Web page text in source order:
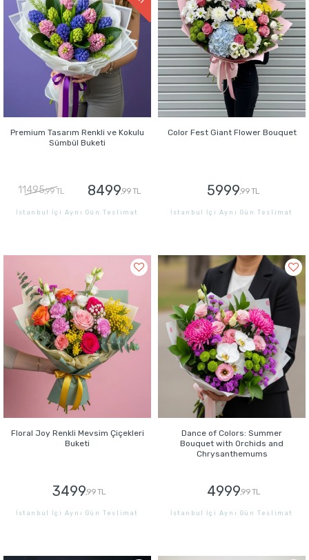
Premium Tasarım Renkli ve Kokulu
Sümbül Buketi
11495,99 TL 8499,99 TL
İstanbul İçi Aynı Gün Teslimat
Color Fest Giant Flower Bouquet
5999,99 TL
İstanbul İçi Aynı Gün Teslimat
Floral Joy Renkli Mevsim Çiçekleri
Buketi
3499,99 TL
İstanbul İçi Aynı Gün Teslimat
Dance of Colors: Summer
Bouquet with Orchids and
Chrysanthemums
4999,99 TL
İstanbul İçi Aynı Gün Teslimat